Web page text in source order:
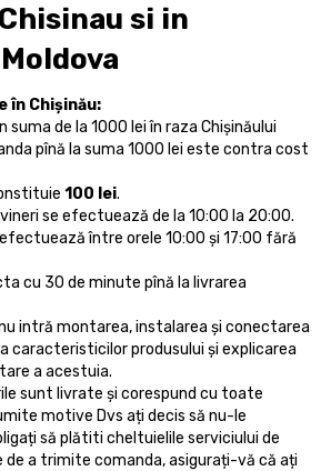
si in
în Chișinău:
suma de la 1000 lei în raza Chișinăului
pînă la suma 1000 lei este contra cost
100 lei.
se efectuează de la 10:00 la 20:00.
între orele 10:00 și 17:00 fără
cu 30 de minute pînă la livrarea
intră montarea, instalarea și conectarea
caracteristicilor produsului și explicarea
a acestuia.
sunt livrate și corespund cu toate
motive Dvs ați decis să nu-le
să plătiti cheltuielile serviciului de
de a trimite comanda, asigurați-vă că ați